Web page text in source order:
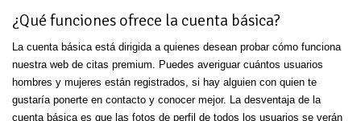
¿Qué funciones ofrece la cuenta básica?
La cuenta básica está dirigida a quienes desean probar cómo funciona
nuestra web de citas premium. Puedes averiguar cuántos usuarios
hombres y mujeres están registrados, si hay alguien con quien te
gustaría ponerte en contacto y conocer mejor. La desventaja de la
cuenta básica es que las fotos de perfil de todos los usuarios se verán